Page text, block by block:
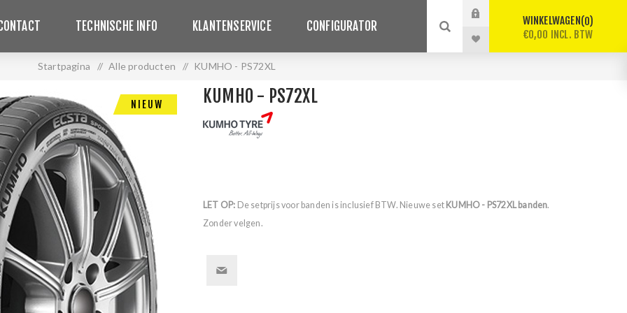
TECHNISCHE INFO KLANTENSERVICE CONFIGURATOR WINKELWAGEN 0
€0,00 INCL. BTW
Startpagina / Alle producten / KUMHO - PS72XL
NIEUW KUMHO - PS72XL
LET OP: De setprijs voor banden is inclusief BTW. Nieuwe set KUMHO - PS72XL banden.
Zonder velgen.